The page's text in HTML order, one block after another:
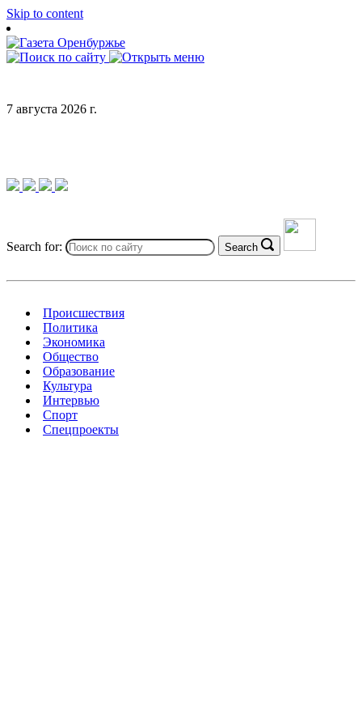
Skip to content
7 августа 2026 г.
Search for: Search
Происшествия
Политика
Экономика
Общество
Образование
Культура
Интервью
Спорт
Спецпроекты